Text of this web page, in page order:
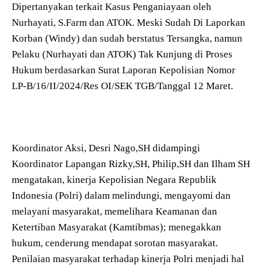
Dipertanyakan terkait Kasus Penganiayaan oleh
Nurhayati, S.Farm dan ATOK. Meski Sudah Di Laporkan
Korban (Windy) dan sudah berstatus Tersangka, namun
Pelaku (Nurhayati dan ATOK) Tak Kunjung di Proses
Hukum berdasarkan Surat Laporan Kepolisian Nomor
LP-B/16/II/2024/Res OI/SEK TGB/Tanggal 12 Maret.
Koordinator Aksi, Desri Nago,SH didampingi
Koordinator Lapangan Rizky,SH, Philip,SH dan Ilham SH
mengatakan, kinerja Kepolisian Negara Republik
Indonesia (Polri) dalam melindungi, mengayomi dan
melayani masyarakat, memelihara Keamanan dan
Ketertiban Masyarakat (Kamtibmas); menegakkan
hukum, cenderung mendapat sorotan masyarakat.
Penilaian masyarakat terhadap kinerja Polri menjadi hal